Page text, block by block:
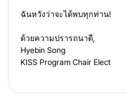
ฉันหวังว่าจะได้พบทุกท่าน!
ด้วยความปรารถนาดี,
Hyebin Song
KISS Program Chair Elect